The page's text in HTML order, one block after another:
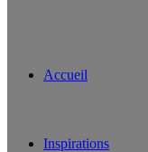
Accueil
Inspirations